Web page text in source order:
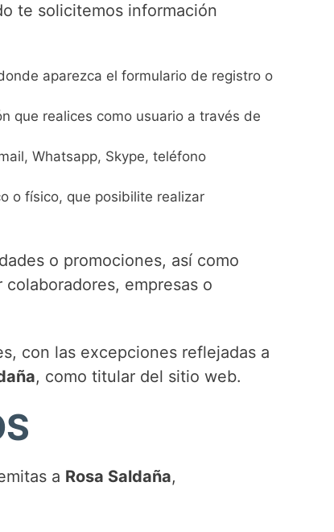
te solicitemos información
aparezca el formulario de registro o
que realices como usuario a través de
Whatsapp, Skype, teléfono
o físico, que posibilite realizar
o promociones, así como
empresas o
con las excepciones reflejadas a
, como titular del sitio web.
a Rosa Saldaña,